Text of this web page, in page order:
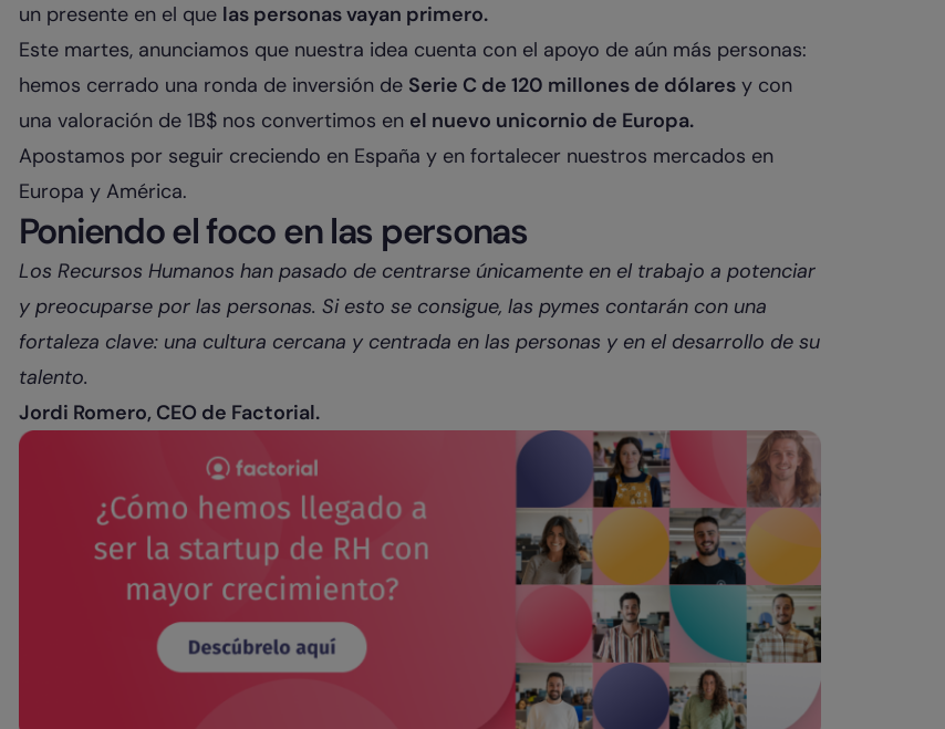
un presente en el que las personas vayan primero.
Este martes, anunciamos que nuestra idea cuenta con el apoyo de aún más personas:
hemos cerrado una ronda de inversión de Serie C de 120 millones de dólaresy con
una valoración de 1B$ nos convertimos en el nuevo unicornio de Europa.
Apostamos por seguir creciendo en España y en fortalecer nuestros mercados en
Europa y América.
Poniendo el foco en las personas
Los Recursos Humanos han pasado de centrarse únicamente en el trabajo a potenciar
y preocuparse por las personas. Si esto se consigue, las pymes contarán con una
fortaleza clave: una cultura cercana y centrada en las personas y en el desarrollo de su
talento.
Jordi Romero, CEO de Factorial.